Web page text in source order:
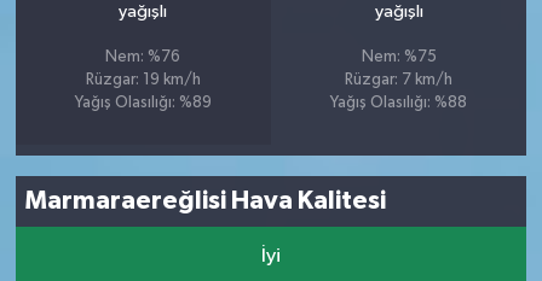
yağışlı
Nem: %76
Rüzgar: 19 km/h
Yağış Olasılığı: %89
yağışlı
Nem: %75
Rüzgar: 7 km/h
Yağış Olasılığı: %88
Marmaraereğlisi Hava Kalitesi
İyi